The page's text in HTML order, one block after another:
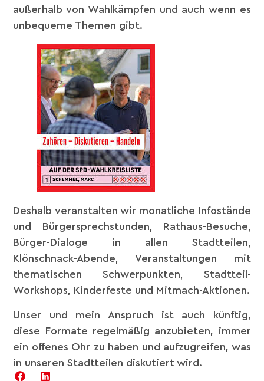
außerhalb von Wahlkämpfen und auch wenn es
unbequeme Themen gibt.
Deshalb veranstalten wir monatliche Infostände
und Bürgersprechstunden, Rathaus-Besuche,
Bürger-Dialoge in allen Stadtteilen,
Klönschnack-Abende, Veranstaltungen mit
thematischen Schwerpunkten, Stadtteil-
Workshops, Kinderfeste und Mitmach-Aktionen.
Unser und mein Anspruch ist auch künftig,
diese Formate regelmäßig anzubieten, immer
ein offenes Ohr zu haben und aufzugreifen, was
in unseren Stadtteilen diskutiert wird.